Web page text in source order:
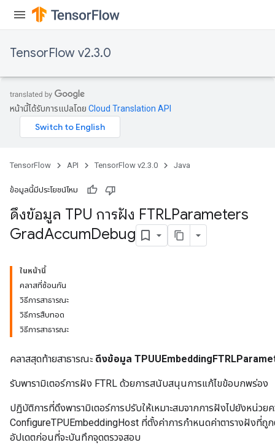
TensorFlow v2.3.0
หน้านี้ได้รับการแปลโดย Cloud Translation API
TensorFlow API TensorFlow v2.3.0 Java
ข้อมูลนี้มีประโยชน์ไหม
ดึงข้อมูล TPU การฝัง FTRLParameters
GradAccumDebug
ในหน้านี้
คลาสที่ซ้อนกัน
วิธีการสาธารณะ
วิธีการสืบทอด
วิธีการสาธารณะ
คลาสสุดท้ายสาธารณะ ดึงข้อมูล
รับพารามิเตอร์การฝัง FTRL ด้วยการสนับสนุนการแก้ไขข้อบกพร่อง
ปฏิบัติการที่ดึงพารามิเตอร์การปรับให้เหมาะสมจากการฝังไปยังหน่วย
ConfigureTPUEmbeddingHost ที่ตั้งค่าการกำหนดค่าตารางฝังที่ถู
อัปเดตก่อนที่จะบันทึกจุดตรวจสอบ